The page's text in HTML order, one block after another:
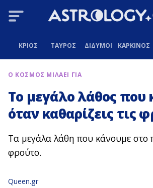
ΚΡΙΟΣ ΤΑΥΡΟΣ ΔΙΔΥΜΟΙ ΚΑΡΚΙΝΟΣ
Ο ΚΟΣΜΟΣ ΜΙΛΑΕΙ ΓΙΑ
Το μεγάλο λάθος που
όταν καθαρίζεις τις
Τα μεγάλα λάθη που κάνουμε στο
φρούτο.
Queen.gr